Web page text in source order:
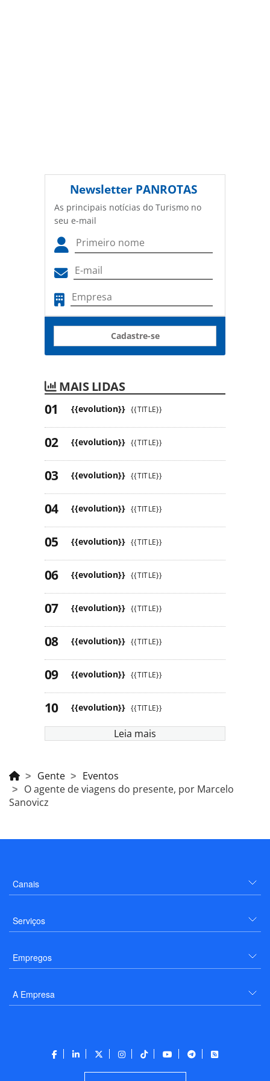
Newsletter PANROTAS
As principais notícias do Turismo no
seu e-mail
Cadastre-se
MAIS LIDAS
{{evolution}} {{TITLE}}
{{evolution}} {{TITLE}}
{{evolution}} {{TITLE}}
{{evolution}} {{TITLE}}
{{evolution}} {{TITLE}}
{{evolution}} {{TITLE}}
{{evolution}} {{TITLE}}
{{evolution}} {{TITLE}}
{{evolution}} {{TITLE}}
{{evolution}} {{TITLE}}
Leia mais
Gente
Eventos
O agente de viagens do presente, por Marcelo
Sanovicz
Canais
Serviços
Empregos
A Empresa